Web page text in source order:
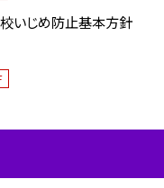
いじめ防止基本方針